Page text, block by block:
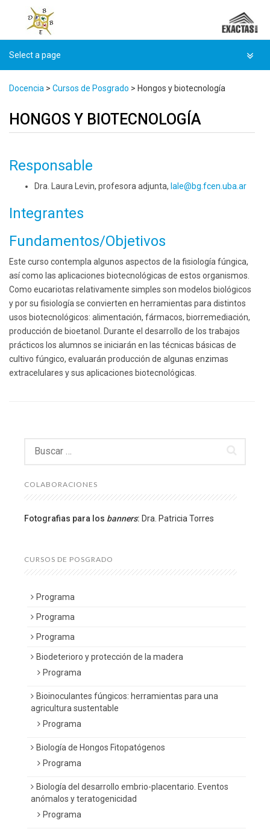
content
Docencia > Cursos de Posgrado > Hongos y biotecnología
HONGOS Y BIOTECNOLOGÍA
Responsable
Dra. Laura Levin, profesora adjunta, lale@bg.fcen.uba.ar
Integrantes
Fundamentos/Objetivos
Este curso contempla algunos aspectos de la fisiología fúngica,
así como las aplicaciones biotecnológicas de estos organismos.
Como eucariotas relativamente simples son modelos biológicos
y por su fisiología se convierten en herramientas para distintos
usos biotecnológicos: alimentación, fármacos, biorremediación,
producción de bioetanol. Durante el desarrollo de los trabajos
prácticos los alumnos se iniciarán en las técnicas básicas de
cultivo fúngico, evaluarán producción de algunas enzimas
extracelulares y sus aplicaciones biotecnológicas.
COLABORACIONES
Fotografias para los banners: Dra. Patricia Torres
CURSOS DE POSGRADO
Programa
Programa
Programa
Biodeterioro y protección de la madera
Programa
Bioinoculantes fúngicos: herramientas para una
agricultura sustentable
Programa
Biología de Hongos Fitopatógenos
Programa
Biología del desarrollo embrio-placentario. Eventos
anómalos y teratogenicidad
Programa